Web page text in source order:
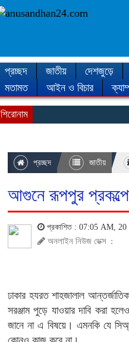
প্রচ্ছদ জাতীয় দেশজুড়ে
মতামত
আইন ও বিচার
শিরোনাম
প্রচ্ছদ জাতীয়
আগুনে রূপপুর
প্রকাশিত : 07:05 AM,
অনলাইন নিউজ ডেক্স :
ঢাকার হযরত শাহজালাল
সরঞ্জাম পুড়ে যাওয়ার দাবি করা
জানে না এ বিষয়ে। এমনকি যে